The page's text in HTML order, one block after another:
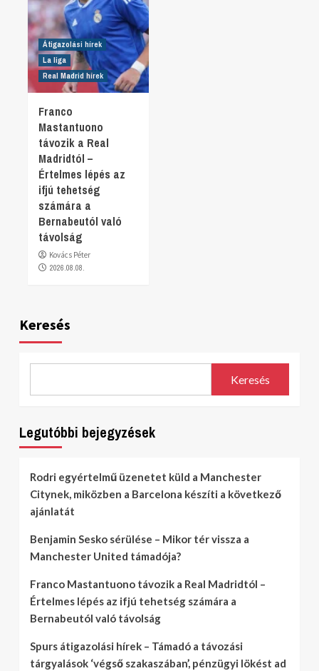
Átigazolási hírek
La liga
Real Madrid hírek
Franco
Mastantuono
távozik a Real
Madridtól –
Értelmes lépés az
ifjú tehetség
számára a
Bernabeutól való
távolság
Kovács Péter
2026.08.08.
Keresés
Keresés
Legutóbbi bejegyzések
Rodri egyértelmű üzenetet küld a Manchester
Citynek, miközben a Barcelona készíti a következő
ajánlatát
Benjamin Sesko sérülése – Mikor tér vissza a
Manchester United támadója?
Franco Mastantuono távozik a Real Madridtól –
Értelmes lépés az ifjú tehetség számára a
Bernabeutól való távolság
Spurs átigazolási hírek – Támadó a távozási
tárgyalások ‘végső szakaszában’, pénzügyi lökést ad